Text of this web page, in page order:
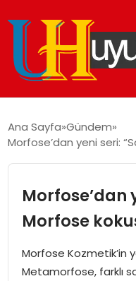
SIYASET
DÜNYA
SPOR
Ana Sayfa Gündem
Morfose’dan yeni seri:
Morfose’dan
Morfose
Morfose Kozmetik’in
Metamorfose, farklı